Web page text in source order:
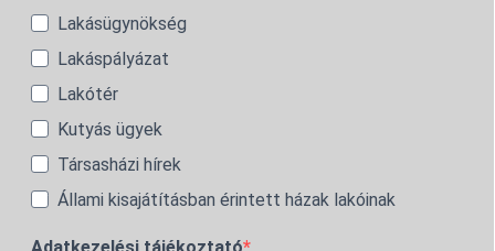
Lakásügynökség
Lakáspályázat
Lakótér
Kutyás ügyek
Társasházi hírek
Állami kisajátításban érintett házak lakóinak
Adatkezelési tájékoztató